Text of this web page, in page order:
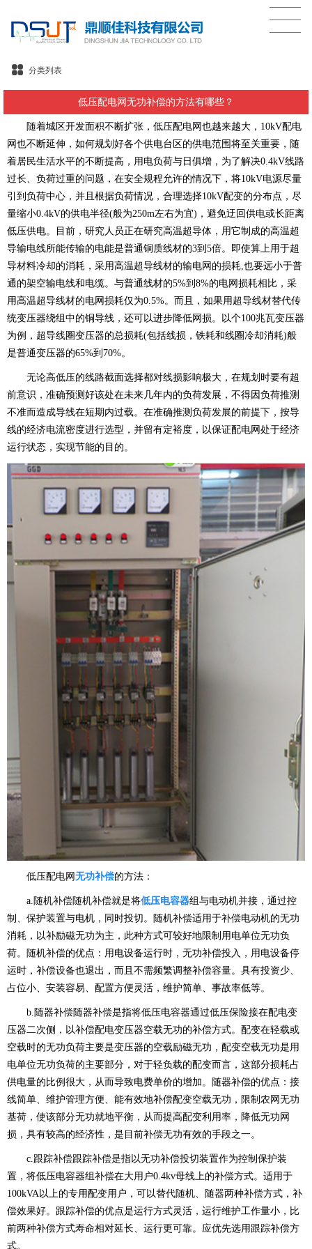
分类列表
低压配电网无功补偿的方法有哪些？
随着城区开发面积不断扩张，低压配电网也越来越大，10kV配电
网也不断延伸，如何规划好各个供电台区的供电范围将至关重要，随
着居民生活水平的不断提高，用电负荷与日俱增，为了解决0.4kV线路
过长、负荷过重的问题，在安全规程允许的情况下，将10kV电源尽量
引到负荷中心，并且根据负荷情况，合理选择10kV配变的分布点，尽
量缩小0.4kV的供电半径(般为250m左右为宜)，避免迂回供电或长距离
低压供电。目前，研究人员正在研究高温超导体，用它制成的高温超
导输电线所能传输的电能是普通铜质线材的3到5倍。即使算上用于超
导材料冷却的消耗，采用高温超导线材的输电网的损耗,也要远小于普
通的架空输电线和电缆。与普通线材的5%到8%的电网损耗相比，采
用高温超导线材的电网损耗仅为0.5%。而且，如果用超导线材替代传
统变压器绕组中的铜导线，还可以进步降低网损。以个100兆瓦变压器
为例，超导线圈变压器的总损耗(包括线损，铁耗和线圈冷却消耗)般
是普通变压器的65%到70%。
无论高低压的线路截面选择都对线损影响极大，在规划时要有超
前意识，准确预测好该处在未来几年内的负荷发展，不得因负荷推测
不准而造成导线在短期内过载。在准确推测负荷发展的前提下，按导
线的经济电流密度进行选型，并留有定裕度，以保证配电网处于经济
运行状态，实现节能的目的。
低压配电网无功补偿的方法：
a.随机补偿随机补偿就是将低压电容器组与电动机并接，通过控
制、保护装置与电机，同时投切。随机补偿适用于补偿电动机的无功
消耗，以补励磁无功为主，此种方式可较好地限制用电单位无功负
荷。随机补偿的优点：用电设备运行时，无功补偿投入，用电设备停
运时，补偿设备也退出，而且不需频繁调整补偿容量。具有投资少、
占位小、安装容易、配置方便灵活，维护简单、事故率低等。
b.随器补偿随器补偿是指将低压电容器通过低压保险接在配电变
压器二次侧，以补偿配电变压器空载无功的补偿方式。配变在轻载或
空载时的无功负荷主要是变压器的空载励磁无功，配变空载无功是用
电单位无功负荷的主要部分，对于轻负载的配变而言，这部分损耗占
供电量的比例很大，从而导致电费单价的增加。随器补偿的优点：接
线简单、维护管理方便、能有效地补偿配变空载无功，限制农网无功
基荷，使该部分无功就地平衡，从而提高配变利用率，降低无功网
损，具有较高的经济性，是目前补偿无功有效的手段之一。
c.跟踪补偿跟踪补偿是指以无功补偿投切装置作为控制保护装
置，将低压电容器组补偿在大用户0.4kv母线上的补偿方式。适用于
100kVA以上的专用配变用户，可以替代随机、随器两种补偿方式，补
偿效果好。跟踪补偿的优点是运行方式灵活，运行维护工作量小，比
前两种补偿方式寿命相对延长、运行更可靠。应优先选用跟踪补偿方
式。